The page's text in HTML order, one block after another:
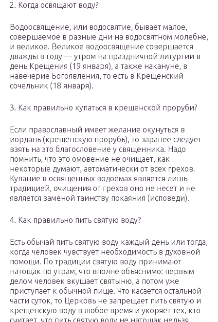
2. Когда освящают воду?
Водоосвящение, или водосвятие, бывает малое,
совершаемое в разные дни на водосвятном молебне,
и великое. Великое водоосвящение совершается
дважды в году — утром на праздничной литургии в
день Крещения (19 января), а также накануне, в
навечерие Богоявления, то есть в Крещенский
сочельник (18 января).
3. Как правильно купаться в крещенской проруби?
Если православный имеет желание окунуться в
иордань (крещенскую прорубь), то заранее следует
взять на это благословение у священника. Надо
помнить, что это омовение не очищает, как
некоторые думают, автоматически от всех грехов.
Купание в освященных водоемах является лишь
традицией, очищения от грехов оно не несет и не
является заменой таинству покаяния (исповеди).
4. Как правильно пить святую воду?
Есть обычай пить святую воду каждый день или тогда,
когда человек чувствует необходимость в духовной
помощи. По традиции святую воду принимают
натощак по утрам, что вполне объяснимо: первым
делом человек вкушает святыню, а потом уже
приступает к обычной пище. Что касается остальной
части суток, то Церковь не запрещает пить святую и
крещенскую воду в любое время и укоряет тех, кто
считает, что пить святую воду не натощак нельзя.